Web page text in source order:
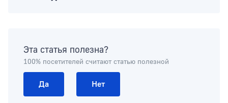
Эта статья полезна?
100% посетителей считают статью полезной
Да Нет